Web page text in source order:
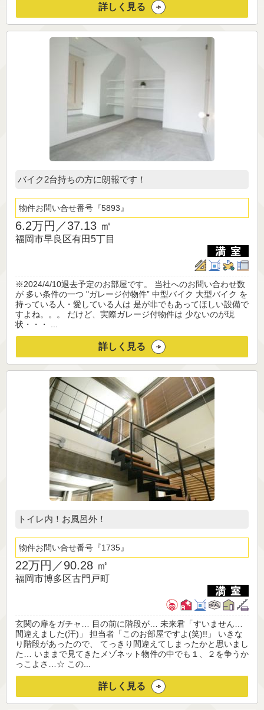
詳しく見る
バイク2台持ちの方に朗報です！
物件お問い合せ番号 5893
6.2万円／37.13 ㎡
福岡市早良区有田5丁目
※2024/4/10退去予定のお部屋です。 当社へのお問い合わせ数
が 多い条件の一つ "ガレージ付物件” 中型バイク 大型バイク を
持っている人・愛している人は 是が非でもあってほしい設備で
すよね。。。 だけど、実際ガレージ付物件は 少ないのが現
状・・・ ...
詳しく見る
トイレ内！お風呂外！
物件お問い合せ番号 1735
22万円／90.28 ㎡
福岡市博多区古門戸町
玄関の扉をガチャ… 目の前に階段が… 未来君「すいません…
間違えました(汗)」 担当者「このお部屋ですよ(笑)!!」 いきな
り階段があったので、 てっきり間違えてしまったかと思いまし
た… いままで見てきたメゾネット物件の中でも１、２を争うか
っこよさ…☆ この...
詳しく見る